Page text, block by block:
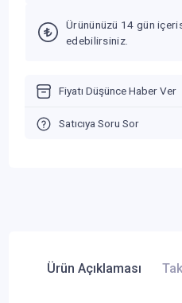
Ürününüzü 14 gün
edebilirsiniz.
Fiyatı Düşünce Haber Ver
Satıcıya Soru Sor
Ürün Açıklaması